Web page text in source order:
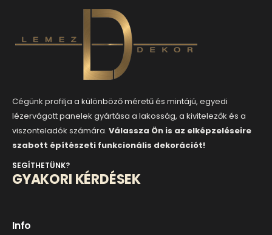
Cégünk profilja a különböző méretű és mintájú, egyedi
lézervágott panelek gyártása a lakosság, a kivitelezők és a
viszonteladók számára. Válassza Ön is az elképzeléseire
szabott építészeti funkcionális dekorációt!
SEGÍTHETÜNK?
GYAKORI KÉRDÉSEK
Info